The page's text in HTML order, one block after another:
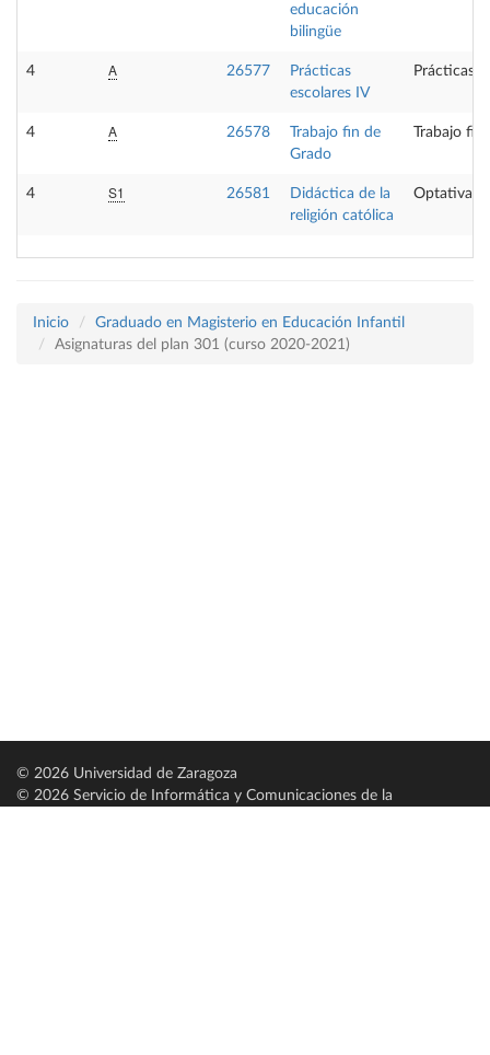
educación
bilingüe
4 A 26577
Prácticas
escolares IV
Prácticas
4 A 26578
Trabajo fin de
Grado
Trabajo fin
4 S1 26581
Didáctica de la
religión católica
Optativa
Inicio
Graduado en Magisterio en Educación Infantil
Asignaturas del plan 301 (curso 2020-2021)
© 2026 Universidad de Zaragoza
© 2026 Servicio de Informática y Comunicaciones de la